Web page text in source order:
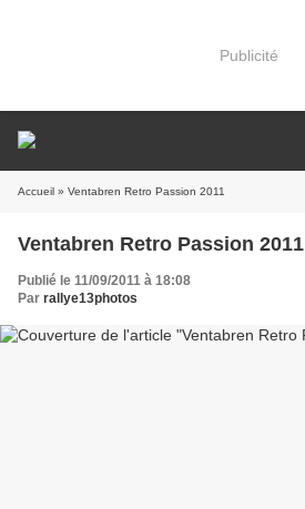
Publicité
Accueil » Ventabren Retro Passion 2011
Ventabren Retro Passion 2011
Publié le 11/09/2011 à 18:08
Par rallye13photos